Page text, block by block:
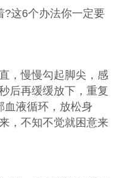
?这6个办法你一定要
，慢慢勾起脚尖，感
后再缓缓放下，重复
血液循环，放松身
，不知不觉就困意来